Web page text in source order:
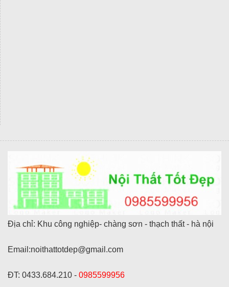
Địa chỉ: Khu công nghiệp- chàng sơn - thạch thất - hà nội
Email:noithattotdep@gmail.com
ĐT: 0433.684.210 - 0985599956